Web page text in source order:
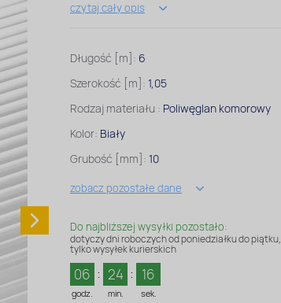
czytaj cały opis
Długość [m]: 6
Szerokość [m]: 1,05
Rodzaj materiału : Poliwęglan komorowy
Kolor: Biały
Grubość [mm]: 10
zobacz pozostałe dane
Do najbliższej wysyłki pozostało:
dotyczy dni roboczych od poniedziałku do piątku,
tylko wysyłek kurierskich
06
godz.
24
min.
14
sek.